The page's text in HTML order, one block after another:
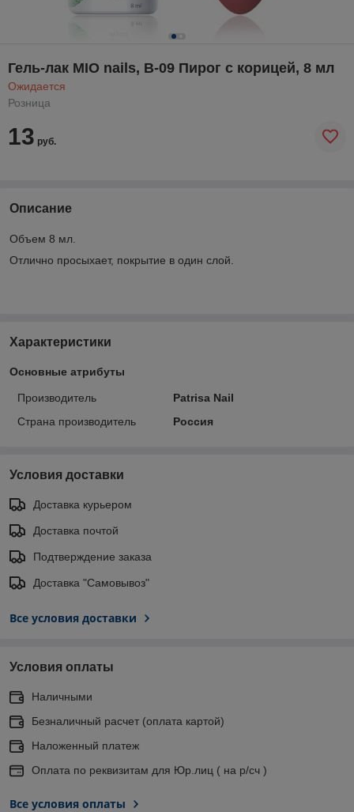
Гель-лак MIO nails, В-09 Пирог с корицей, 8 мл
Ожидается
Розница
13 руб.
Описание
Объем 8 мл.
Отлично просыхает, покрытие в один слой.
Характеристики
Основные атрибуты
Производитель
Patrisa Nail
Страна производитель
Россия
Условия доставки
Доставка курьером
Доставка почтой
Подтверждение заказа
Доставка "Самовывоз"
Все условия доставки
Условия оплаты
Наличными
Безналичный расчет (оплата картой)
Наложенный платеж
Оплата по реквизитам для Юр.лиц ( на р/сч )
Все условия оплаты